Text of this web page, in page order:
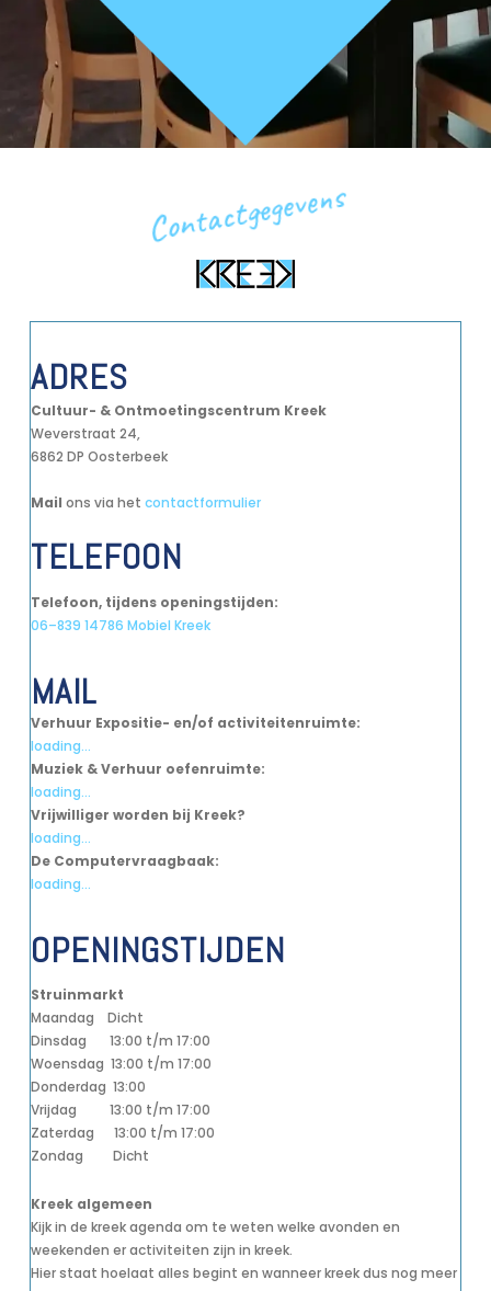
Contactgegevens
ADRES
Cultuur- & Ontmoetingscentrum Kreek
Weverstraat 24,
6862 DP Oosterbeek
Mail ons via het contactformulier
TELEFOON
Telefoon, tijdens openingstijden:
06–839 14786 Mobiel Kreek
MAIL
Verhuur Expositie- en/of activiteitenruimte:
loading...
Muziek & Verhuur oefenruimte:
loading...
Vrijwilliger worden bij Kreek?
loading...
De Computervraagbaak:
loading...
OPENINGSTIJDEN
Struinmarkt
Maandag Dicht
Dinsdag 13:00 t/m 17:00
Woensdag 13:00 t/m 17:00
Donderdag 13:00
Vrijdag 13:00 t/m 17:00
Zaterdag 13:00 t/m 17:00
Zondag Dicht
Kreek algemeen
Kijk in de kreek agenda om te weten welke avonden en
weekenden er activiteiten zijn in kreek.
Hier staat hoelaat alles begint en wanneer kreek dus nog meer